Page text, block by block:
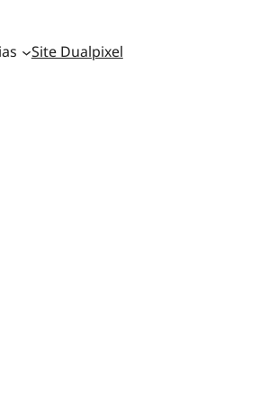
Site Dualpixel